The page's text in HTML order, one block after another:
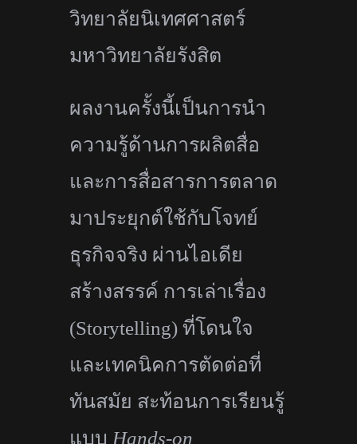
วิทยาลัยนิเทศศาสตร์
มหาวิทยาลัยรังสิต
ผลงานครั้งนี้เป็นการนำ
ความรู้ด้านการผลิตสื่อ
และการสื่อสารการตลาด
มาประยุกต์ใช้กับโจทย์
ธุรกิจจริง ผ่านไอเดีย
สร้างสรรค์ การเล่าเรื่อง
(Storytelling)ที่โดนใจ
และเทคนิคการตัดต่อที่
ทันสมัย สะท้อนการเรียนรู้
แบบHands-on